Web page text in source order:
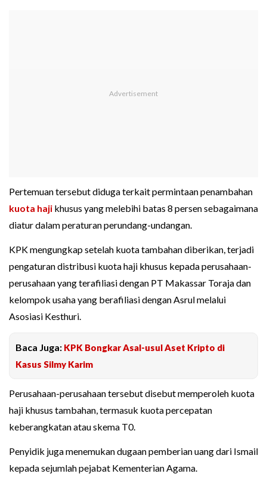
Pertemuan tersebut diduga terkait permintaan penambahan
kuota haji khusus yang melebihi batas 8 persen sebagaimana
diatur dalam peraturan perundang-undangan.
KPK mengungkap setelah kuota tambahan diberikan, terjadi
pengaturan distribusi kuota haji khusus kepada perusahaan-
perusahaan yang terafiliasi dengan PT Makassar Toraja dan
kelompok usaha yang berafiliasi dengan Asrul melalui
Asosiasi Kesthuri.
Baca Juga: KPK Bongkar Asal-usul Aset Kripto di
Kasus Silmy Karim
Perusahaan-perusahaan tersebut disebut memperoleh kuota
haji khusus tambahan, termasuk kuota percepatan
keberangkatan atau skema T0.
Penyidik juga menemukan dugaan pemberian uang dari Ismail
kepada sejumlah pejabat Kementerian Agama.